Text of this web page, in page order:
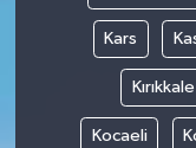
Kars
Kırıkkale
Kocaeli